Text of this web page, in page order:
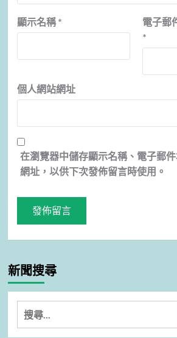
顯示名稱 *
電子郵
*
個人網站網址
在瀏覽器中儲存顯示名稱、電子郵
網址，以供下次發佈留言時使用。
新聞搜尋
搜
尋